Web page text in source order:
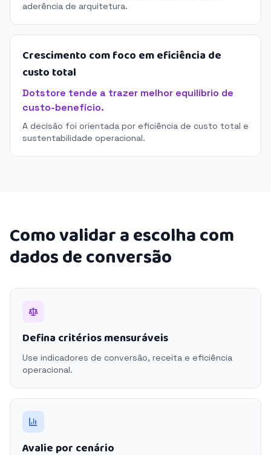
aderência de arquitetura.
Crescimento com foco em eficiência de
custo total
Dotstore tende a trazer melhor equilíbrio de
custo-benefício.
A decisão foi orientada por eficiência de custo total e
sustentabilidade operacional.
Como validar a escolha com
dados de conversão
Defina critérios mensuráveis
Use indicadores de conversão, receita e eficiência
operacional.
Avalie por cenário